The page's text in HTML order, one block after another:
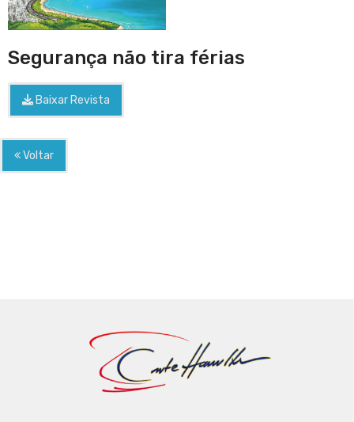
Segurança não tira férias
Baixar Revista
Voltar